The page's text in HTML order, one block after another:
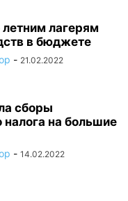
лагерям
в бюджете
- 21.02.2022
сборы
на большие
- 14.02.2022